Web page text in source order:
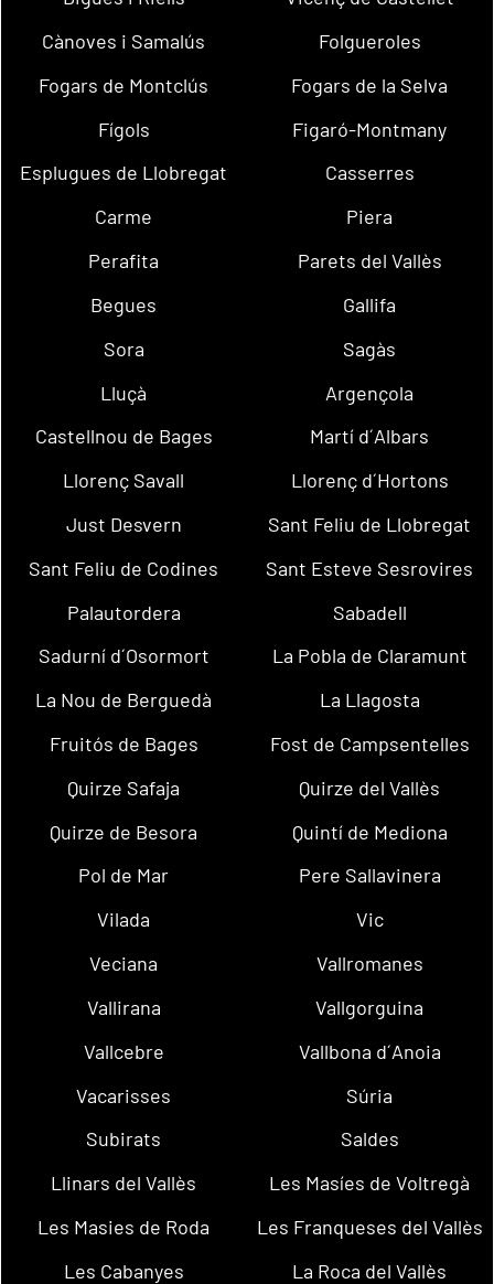
Cànoves i Samalús
Folgueroles
Fogars de Montclús
Fogars de la Selva
Fígols
Figaró-Montmany
Esplugues de Llobregat
Casserres
Carme
Piera
Perafita
Parets del Vallès
Begues
Gallifa
Sora
Sagàs
Lluçà
Argençola
Castellnou de Bages
Martí d´Albars
Llorenç Savall
Llorenç d´Hortons
Just Desvern
Sant Feliu de Llobregat
Sant Feliu de Codines
Sant Esteve Sesrovires
Palautordera
Sabadell
Sadurní d´Osormort
La Pobla de Claramunt
La Nou de Berguedà
La Llagosta
Fruitós de Bages
Fost de Campsentelles
Quirze Safaja
Quirze del Vallès
Quirze de Besora
Quintí de Mediona
Pol de Mar
Pere Sallavinera
Vilada
Vic
Veciana
Vallromanes
Vallirana
Vallgorguina
Vallcebre
Vallbona d´Anoia
Vacarisses
Súria
Subirats
Saldes
Llinars del Vallès
Les Masíes de Voltregà
Les Masies de Roda
Les Franqueses del Vallès
Les Cabanyes
La Roca del Vallès